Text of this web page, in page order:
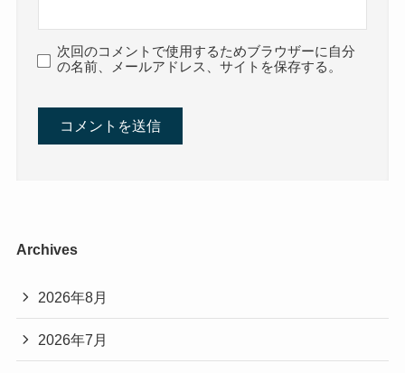
次回のコメントで使用するためブラウザーに自分
の名前、メールアドレス、サイトを保存する。
Archives
2026年8月
2026年7月